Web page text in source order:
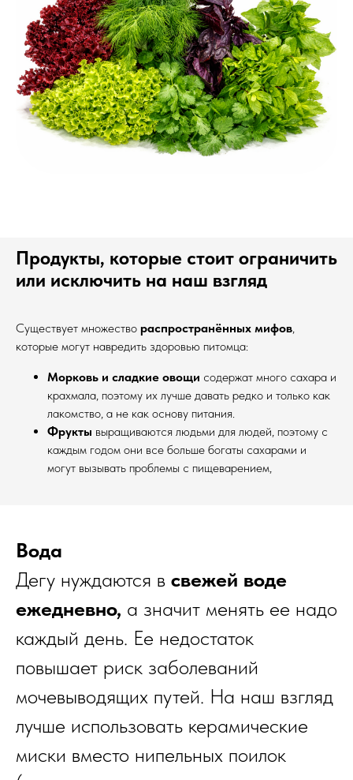
Продукты, которые стоит ограничить
или исключить на наш взгляд
Существует множество распространённых мифов,
которые могут навредить здоровью питомца:
Морковь и сладкие овощи содержат много сахара и
крахмала, поэтому их лучше давать редко и только как
лакомство, а не как основу питания.
Фрукты выращиваются людьми для людей, поэтому с
каждым годом они все больше богаты сахарами и
могут вызывать проблемы с пищеварением,
Вода
Дегу нуждаются в свежей воде
ежедневно, а значит менять ее надо
каждый день. Ее недостаток
повышает риск заболеваний
мочевыводящих путей. На наш взгляд
лучше использовать керамические
миски вместо нипельных поилок